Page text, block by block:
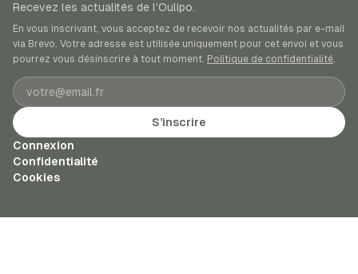
Recevez les actualités de l’Oulipo.
En vous inscrivant, vous acceptez de recevoir nos actualités par e-mail
via Brevo. Votre adresse est utilisée uniquement pour cet envoi et vous
pourrez vous désinscrire à tout moment. Politique de confidentialité.
Adresse e-mail
S’inscrire
Connexion
Confidentialité
Cookies